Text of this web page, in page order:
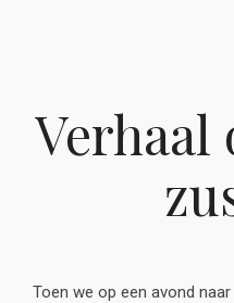
Verhaal
Toen we op een avond